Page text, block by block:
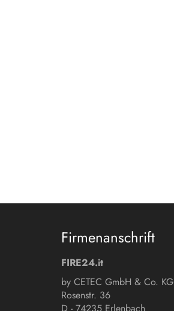
Firmenanschrift
FIRE24.it
by CETEC GmbH & Co. KG
Rosenstr. 36
D - 74235 Erlenbach